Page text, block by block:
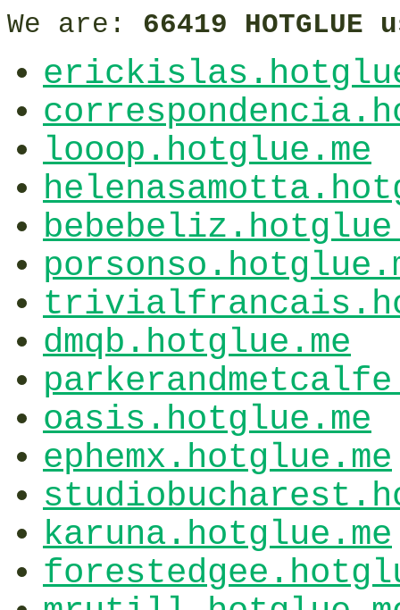
We are: 66419 HOTGLUE
looop.hotglue.me
dmqb.hotglue.me
oasis.hotglue.me
ephemx.hotglue.me
karuna.hotglue.me